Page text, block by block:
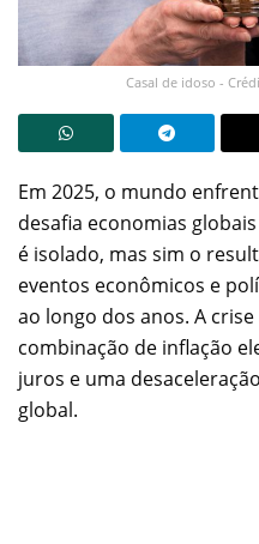
Casal de idoso -
Em 2025, o mundo
desafia economias
é isolado, mas sim o
eventos econômicos e
ao longo dos anos. A
combinação de inflação
juros e uma
global.